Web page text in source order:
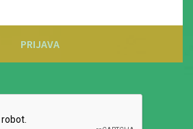
PRIJAVA